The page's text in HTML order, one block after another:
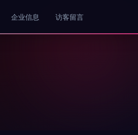
企业信息 访客留言